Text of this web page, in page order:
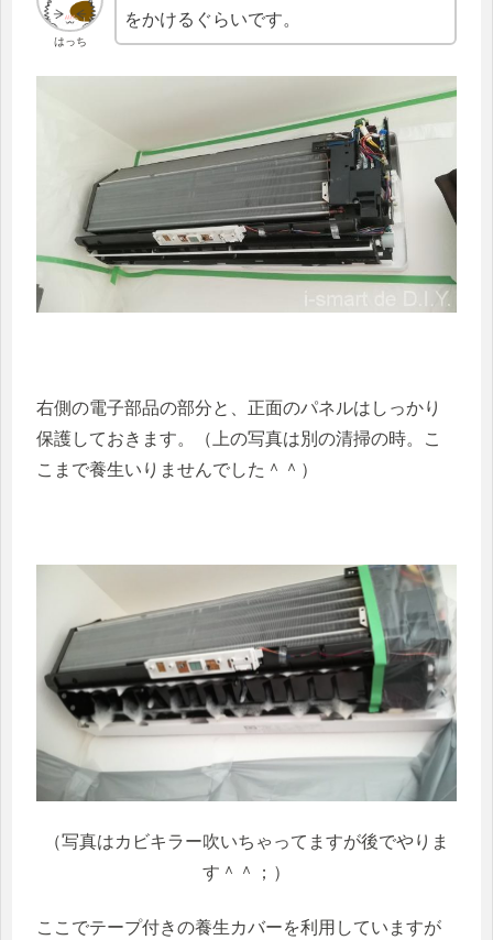
はっち
をかけるぐらいです。
右側の電子部品の部分と、正面のパネルはしっかり
保護しておきます。（上の写真は別の清掃の時。こ
こまで養生いりませんでした＾＾）
（写真はカビキラー吹いちゃってますが後でやりま
す＾＾；）
ここでテープ付きの養生カバーを利用していますが